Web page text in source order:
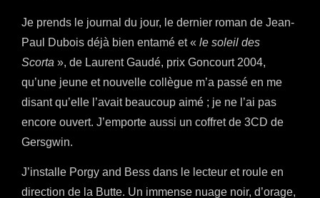
Je prends le journal du jour, le dernier roman de Jean-
Paul Dubois déjà bien entamé et « le soleil des
Scorta », de Laurent Gaudé, prix Goncourt 2004,
qu’une jeune et nouvelle collègue m’a passé en me
disant qu’elle l’avait beaucoup aimé ; je ne l’ai pas
encore ouvert. J’emporte aussi un coffret de 3CD de
Gersgwin.
J’installe Porgy and Bess dans le lecteur et roule en
direction de la Butte. Un immense nuage noir, d’orage,